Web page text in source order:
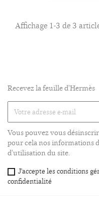
Affichage 1-3 de 3
Recevez la feuille d'Hermès
Vous pouvez vous
pour cela nos informations
d'utilisation du site.
J'accepte les conditions
confidentialité